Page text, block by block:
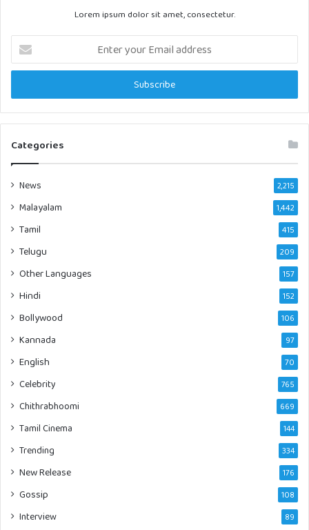
Lorem ipsum dolor sit amet, consectetur.
Enter
your
Email
Categories
News 2,215
Malayalam 1,442
Tamil 415
Telugu 209
Other Languages 157
Hindi 152
Bollywood 106
Kannada 97
English 70
Celebrity 765
Chithrabhoomi 669
Tamil Cinema 144
Trending 334
New Release 176
Gossip 108
Interview 89